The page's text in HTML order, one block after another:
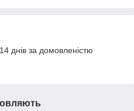
днів за домовленістю